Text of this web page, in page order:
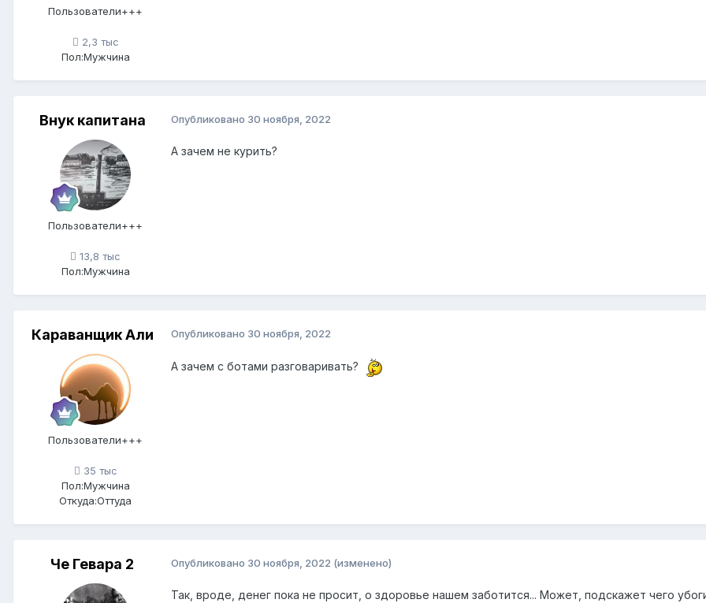
Пользователи+++
2,3 тыс
Пол:Мужчина
Внук капитана
Пользователи+++
13,8 тыс
Пол:Мужчина
Опубликовано 30 ноября, 2022
А зачем не курить?
Караванщик Али
Пользователи+++
35 тыс
Пол:Мужчина
Откуда:Оттуда
Опубликовано 30 ноября, 2022
А зачем с ботами разговаривать?
Че Гевара 2 Опубликовано 30 ноября, 2022 (изменено)
Так, вроде, денег пока не просит, о здоровье нашем заботится... Может, подскажет чего